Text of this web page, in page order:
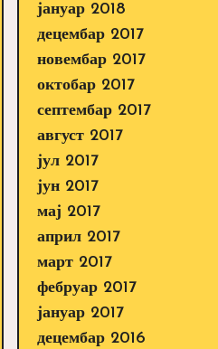
јануар 2018
децембар 2017
новембар 2017
октобар 2017
септембар 2017
август 2017
јул 2017
јун 2017
мај 2017
април 2017
март 2017
фебруар 2017
јануар 2017
децембар 2016